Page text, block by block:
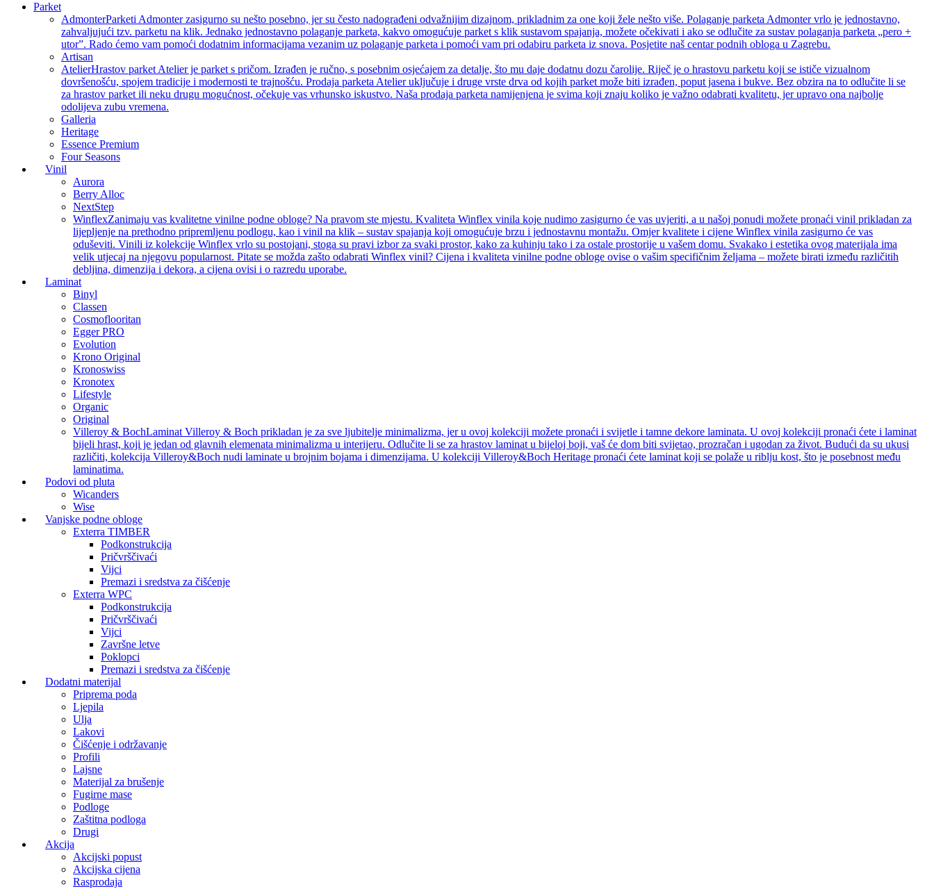
Parket
AdmonterParketi Admonter zasigurno su nešto posebno, jer su često nadograđeni odvažnijim dizajnom, prikladnim za one koji žele nešto više. Polaganje parketa Admonter vrlo je jednostavno,
zahvaljujući tzv. parketu na klik. Jednako jednostavno polaganje parketa, kakvo omogućuje parket s klik sustavom spajanja, možete očekivati i ako se odlučite za sustav polaganja parketa „pero +
utor”. Rado ćemo vam pomoći dodatnim informacijama vezanim uz polaganje parketa i pomoći vam pri odabiru parketa iz snova. Posjetite naš centar podnih obloga u Zagrebu.
Artisan
AtelierHrastov parket Atelier je parket s pričom. Izrađen je ručno, s posebnim osjećajem za detalje, što mu daje dodatnu dozu čarolije. Riječ je o hrastovu parketu koji se ističe vizualnom
dovršenošću, spojem tradicije i modernosti te trajnošću. Prodaja parketa Atelier uključuje i druge vrste drva od kojih parket može biti izrađen, poput jasena i bukve. Bez obzira na to odlučite li se
za hrastov parket ili neku drugu mogućnost, očekuje vas vrhunsko iskustvo. Naša prodaja parketa namijenjena je svima koji znaju koliko je važno odabrati kvalitetu, jer upravo ona najbolje
odolijeva zubu vremena.
Galleria
Heritage
Essence Premium
Four Seasons
Vinil
Aurora
Berry Alloc
NextStep
WinflexZanimaju vas kvalitetne vinilne podne obloge? Na pravom ste mjestu. Kvaliteta Winflex vinila koje nudimo zasigurno će vas uvjeriti, a u našoj ponudi možete pronaći vinil prikladan za
lijepljenje na prethodno pripremljenu podlogu, kao i vinil na klik – sustav spajanja koji omogućuje brzu i jednostavnu montažu. Omjer kvalitete i cijene Winflex vinila zasigurno će vas
oduševiti. Vinili iz kolekcije Winflex vrlo su postojani, stoga su pravi izbor za svaki prostor, kako za kuhinju tako i za ostale prostorije u vašem domu. Svakako i estetika ovog materijala ima
velik utjecaj na njegovu popularnost. Pitate se možda zašto odabrati Winflex vinil? Cijena i kvaliteta vinilne podne obloge ovise o vašim specifičnim željama – možete birati između različitih
debljina, dimenzija i dekora, a cijena ovisi i o razredu uporabe.
Laminat
Binyl
Classen
Cosmoflooritan
Egger PRO
Evolution
Krono Original
Kronoswiss
Kronotex
Lifestyle
Organic
Original
Villeroy & BochLaminat Villeroy & Boch prikladan je za sve ljubitelje minimalizma, jer u ovoj kolekciji možete pronaći i svijetle i tamne dekore laminata. U ovoj kolekciji pronaći ćete i laminat
bijeli hrast, koji je jedan od glavnih elemenata minimalizma u interijeru. Odlučite li se za hrastov laminat u bijeloj boji, vaš će dom biti svijetao, prozračan i ugodan za život. Budući da su ukusi
različiti, kolekcija Villeroy&Boch nudi laminate u brojnim bojama i dimenzijama. U kolekciji Villeroy&Boch Heritage pronaći ćete laminat koji se polaže u riblju kost, što je posebnost među
laminatima.
Podovi od pluta
Wicanders
Wise
Vanjske podne obloge
Exterra TIMBER
Podkonstrukcija
Pričvrščivaći
Vijci
Premazi i sredstva za čišćenje
Exterra WPC
Podkonstrukcija
Pričvrščivaći
Vijci
Završne letve
Poklopci
Premazi i sredstva za čišćenje
Dodatni materijal
Priprema poda
Ljepila
Ulja
Lakovi
Čišćenje i održavanje
Profili
Lajsne
Materijal za brušenje
Fugirne mase
Podloge
Zaštitna podloga
Drugi
Akcija
Akcijski popust
Akcijska cijena
Rasprodaja